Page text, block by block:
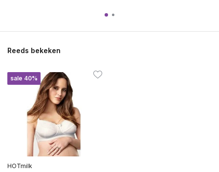
Reeds bekeken
sale 40%
HOTmilk